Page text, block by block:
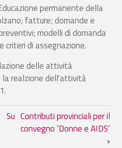
permanente della
fatture; domande e
modelli di domanda
criteri di assegnazione.
delle attività
realzione dell'attività
del book per
Su Contributi provinciali per il
convegno ’Donne e AIDS’
›